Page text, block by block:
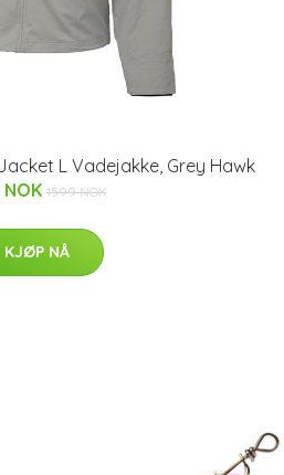
L Vadejakke, Grey Hawk
1599 NOK
KJØP NÅ